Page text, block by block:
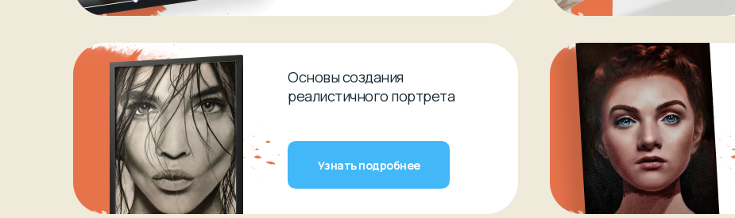
Основы создания
реалистичного портрета
Узнать подробнее